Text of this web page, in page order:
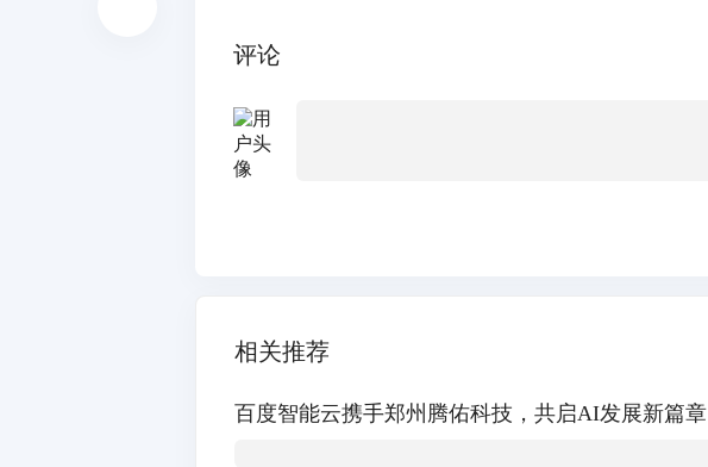
评论
相关推荐
百度智能云携手郑州腾佑科技，共启AI发展新篇章